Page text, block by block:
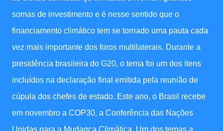
somas de investimento e é nesse sentido que o
financiamento climático tem se tornado uma pauta cada
vez mais importante dos foros multilaterais. Durante a
presidência brasileira do G20, o tema foi um dos itens
incluídos na declaração final emitida pela reunião de
cúpula dos chefes de estado. Este ano, o Brasil recebe
em novembro a COP30, a Conferência das Nações
Unidas para a Mudança Climática. Um dos temas a